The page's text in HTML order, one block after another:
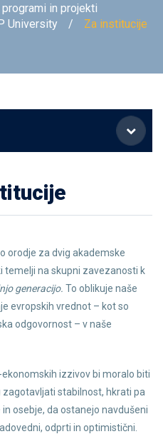
in projekti
University
Za institucije
orodje za dvig akademske
temelji na skupni zavezanosti k
generacijo. To oblikuje naše
evropskih vrednot – kot so
odgovornost – v naše
izzivov bi moralo biti
stabilnost, hkrati pa
osebje, da ostanejo navdušeni
odprti in optimistični.